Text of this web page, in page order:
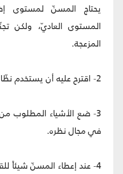
يحتاج المسنّ لمستوى
المستوى العاديّ، ولكن
المزعجة.
2- اقترح عليه أن يستخدم نظّارته أثناء حديثه معك.
3- ضع الأشياء المطلوب من
في مجال نظره.
4- عند إعطاء المسنّ شيئاً